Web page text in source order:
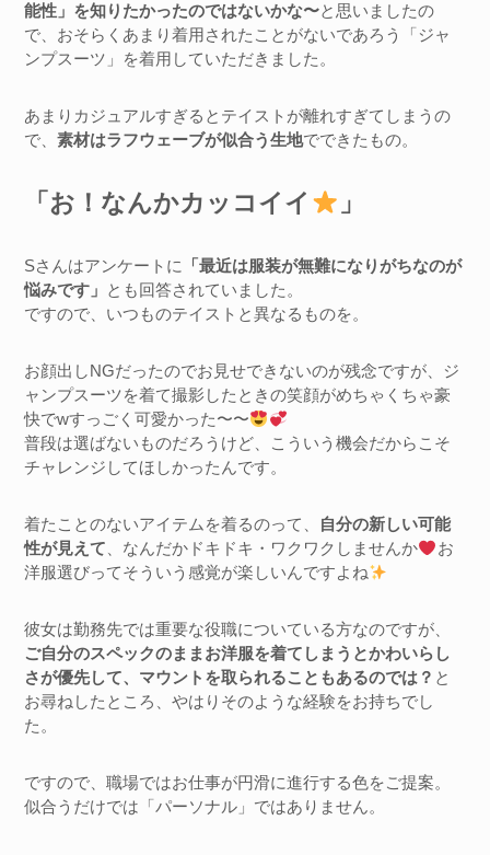
能性」を知りたかったのではないかな〜と思いましたの
で、おそらくあまり着用されたことがないであろう「ジャ
ンプスーツ」を着用していただきました。
あまりカジュアルすぎるとテイストが離れすぎてしまうの
で、素材はラフウェーブが似合う生地でできたもの。
「お！なんかカッコイイ 」
Sさんはアンケートに
「最近は服装が無難になりがちなのが
悩みです」 とも回答されていました。
ですので、いつものテイストと異なるものを。
お顔出しNGだったのでお見せできないのが残念ですが、ジ
ャンプスーツを着て撮影したときの笑顔がめちゃくちゃ豪
快でwすっごく可愛かった〜〜
普段は選ばないものだろうけど、こういう機会だからこそ
チャレンジしてほしかったんです。
着たことのないアイテムを着るのって、 自分の新しい可能
性が見えて 、なんだかドキドキ・ワクワクしませんか
お
洋服選びってそういう感覚が楽しいんですよね
彼女は勤務先では重要な役職についている方なのですが、
ご自分のスペックのままお洋服を着てしまうとかわいらし
さが優先して、マウントを取られることもあるのでは？ と
お尋ねしたところ、やはりそのような経験をお持ちでし
た。
ですので、職場ではお仕事が円滑に進行する色をご提案。
似合うだけでは「パーソナル」ではありません。